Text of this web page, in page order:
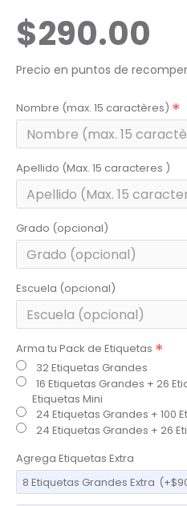
$290.00
Precio en puntos de
Nombre (max. 15 caractères)
Apellido (Max. 15 caracteres )
Grado (opcional)
Escuela (opcional)
Arma tu Pack de Etiquetas
32 Etiquetas Grandes
16 Etiquetas Grandes + 26
Etiquetas Mini
24 Etiquetas Grandes + 100
24 Etiquetas Grandes + 26
Agrega Etiquetas Extra
8 Etiquetas Grandes Extra